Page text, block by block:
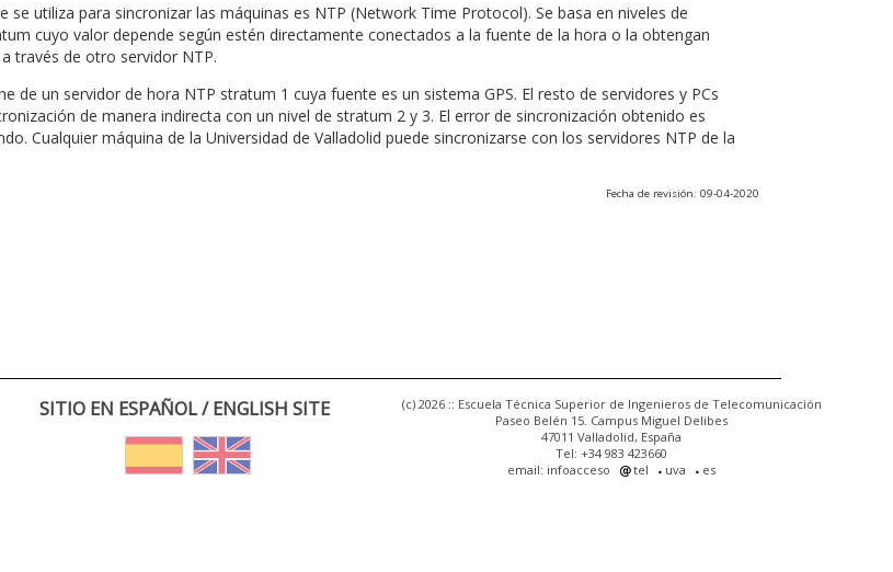
se utiliza para sincronizar las máquinas es NTP (Network Time Protocol). Se basa en niveles de
cuyo valor depende según estén directamente conectados a la fuente de la hora o la obtengan
través de otro servidor NTP.
de un servidor de hora NTP stratum 1 cuya fuente es un sistema GPS. El resto de servidores y PCs
de manera indirecta con un nivel de stratum 2 y 3. El error de sincronización obtenido es
Cualquier máquina de la Universidad de Valladolid puede sincronizarse con los servidores NTP de la
Fecha de revisión: 09-04-2020
SITIO EN ESPAÑOL / ENGLISH SITE
(c) 2026 :: Escuela Técnica Superior de Ingenieros de Telecomunicación
Paseo Belén 15. Campus Miguel Delibes
47011 Valladolid, España
Tel: +34 983 423660
email: infoacceso
tel uva es